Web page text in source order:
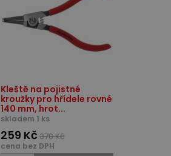
Kleště na pojistné
kroužky pro hřídele rovné
140 mm, hrot...
skladem 1 ks
259 Kč370 Kč
cena bez DPH